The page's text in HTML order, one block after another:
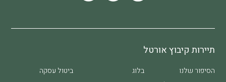
תיירות קיבוץ אורטל
הסיפור שלנו
בלוג
ביטול עסקה